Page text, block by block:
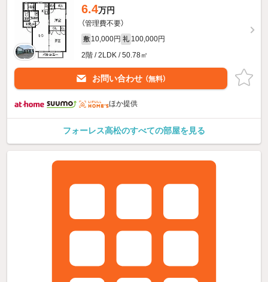
6.4万円
（管理費不要）
敷 10,000円 礼 100,000円
2階 / 2LDK / 50.78㎡
お問い合わせ （無料）
ほか提供
フォーレス高松のすべての部屋を見る